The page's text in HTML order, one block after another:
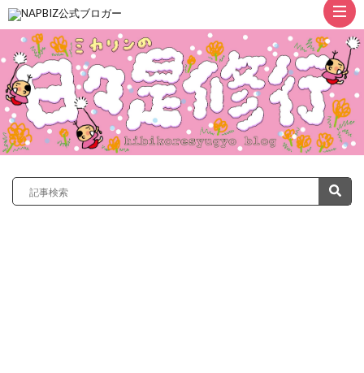
ト
ッ